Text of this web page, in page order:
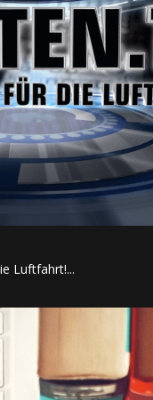
Luftfahrt!...